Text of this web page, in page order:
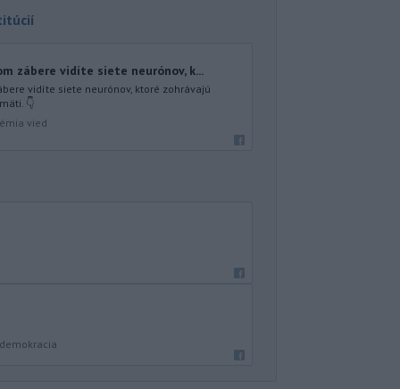
zábere vidíte siete neurónov, k...
vidíte siete neurónov, ktoré zohrávajú
👇
vied